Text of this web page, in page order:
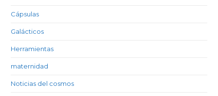
Cápsulas
Galácticos
Herramientas
maternidad
Noticias del cosmos